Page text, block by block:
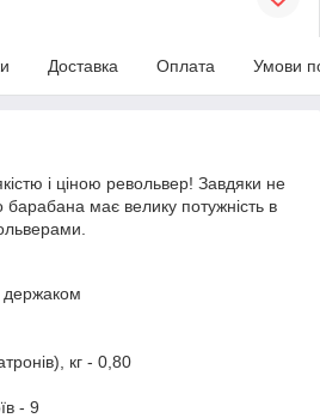
Доставка Оплата Умови
і ціною револьвер! Завдяки не
барабана має велику потужність в
держаком
кг - 0,80
- 9